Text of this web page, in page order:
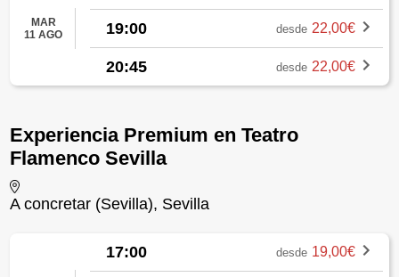
MAR
11 AGO
19:00 desde 22,00€
20:45 desde 22,00€
Experiencia Premium en Teatro
Flamenco Sevilla
A concretar (Sevilla), Sevilla
17:00 desde 19,00€